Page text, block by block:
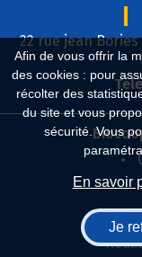
Afin de vous offrir la
des cookies : pour
récolter des
du site et vous
sécurité. Vous
En savoir
Je
22 rue jean